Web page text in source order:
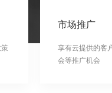
市场推广
享有云提供的客
会等推广机会